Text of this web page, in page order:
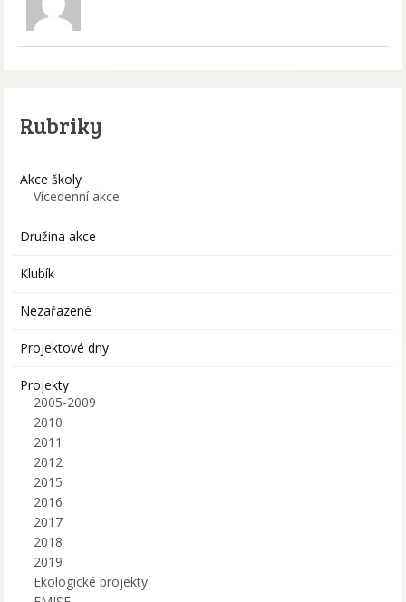
Rubriky
Akce školy
Vícedenní akce
Družina akce
Klubík
Nezařazené
Projektové dny
Projekty
2005-2009
2010
2011
2012
2015
2016
2017
2018
2019
Ekologické projekty